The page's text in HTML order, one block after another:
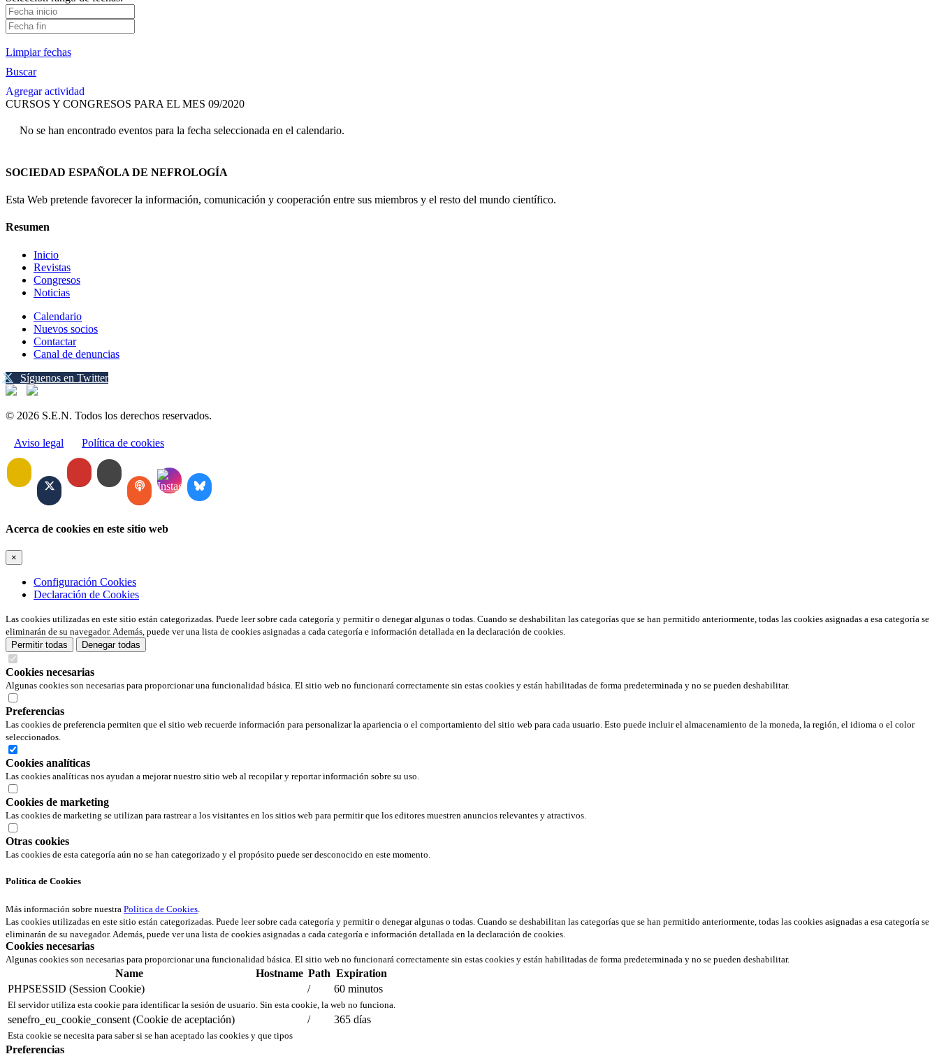
Limpiar fechas
Buscar
Agregar actividad
CURSOS Y CONGRESOS PARA EL MES 09/2020
No se han encontrado eventos para la fecha seleccionada en el calendario.
SOCIEDAD ESPAÑOLA DE NEFROLOGÍA
Esta Web pretende favorecer la información, comunicación y cooperación entre sus miembros y el resto del mundo científico.
Resumen
Inicio
Revistas
Congresos
Noticias
Calendario
Nuevos socios
Contactar
Canal de denuncias
Síguenos en Twitter
© 2026 S.E.N. Todos los derechos reservados.
Aviso legal Política de cookies
Acerca de cookies en este sitio web
×
Configuración Cookies
Declaración de Cookies
Las cookies utilizadas en este sitio están categorizadas. Puede leer sobre cada categoría y permitir o denegar algunas o todas. Cuando se deshabilitan las categorías que se han permitido anteriormente, todas las cookies asignadas a esa categoría se
eliminarán de su navegador. Además, puede ver una lista de cookies asignadas a cada categoría e información detallada en la declaración de cookies.
Permitir todas
Denegar todas
Cookies necesarias
Algunas cookies son necesarias para proporcionar una funcionalidad básica. El sitio web no funcionará correctamente sin estas cookies y están habilitadas de forma predeterminada y no se pueden deshabilitar.
Preferencias
Las cookies de preferencia permiten que el sitio web recuerde información para personalizar la apariencia o el comportamiento del sitio web para cada usuario. Esto puede incluir el almacenamiento de la moneda, la región, el idioma o el color
seleccionados.
Cookies analíticas
Las cookies analíticas nos ayudan a mejorar nuestro sitio web al recopilar y reportar información sobre su uso.
Cookies de marketing
Las cookies de marketing se utilizan para rastrear a los visitantes en los sitios web para permitir que los editores muestren anuncios relevantes y atractivos.
Otras cookies
Las cookies de esta categoría aún no se han categorizado y el propósito puede ser desconocido en este momento.
Política de Cookies
Más información sobre nuestra Política de Cookies.
Las cookies utilizadas en este sitio están categorizadas. Puede leer sobre cada categoría y permitir o denegar algunas o todas. Cuando se deshabilitan las categorías que se han permitido anteriormente, todas las cookies asignadas a esa categoría se
eliminarán de su navegador. Además, puede ver una lista de cookies asignadas a cada categoría e información detallada en la declaración de cookies.
Cookies necesarias
Algunas cookies son necesarias para proporcionar una funcionalidad básica. El sitio web no funcionará correctamente sin estas cookies y están habilitadas de forma predeterminada y no se pueden deshabilitar.
Name Hostname Path Expiration
PHPSESSID (Session Cookie)
/ 60 minutos
El servidor utiliza esta cookie para identificar la sesión de usuario. Sin esta cookie, la web no funciona.
senefro_eu_cookie_consent (Cookie de aceptación) / 365 días
Esta cookie se necesita para saber si se han aceptado las cookies y que tipos
Preferencias